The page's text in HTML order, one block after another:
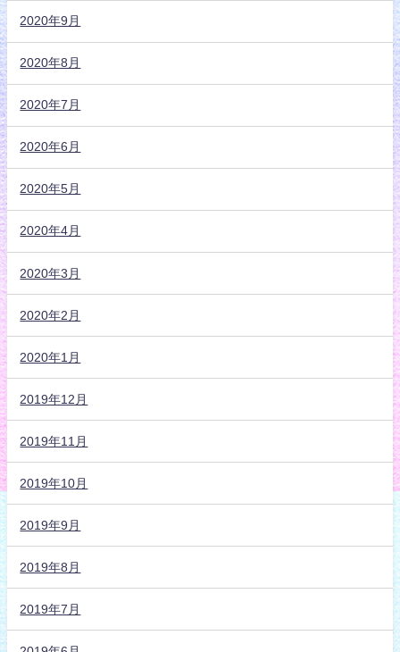
2020年9月
2020年8月
2020年7月
2020年6月
2020年5月
2020年4月
2020年3月
2020年2月
2020年1月
2019年12月
2019年11月
2019年10月
2019年9月
2019年8月
2019年7月